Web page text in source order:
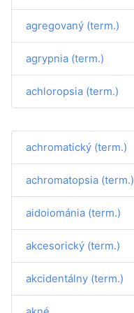
agregovaný (term.)
agrypnia (term.)
achloropsia (term.)
achromatický (term.)
achromatopsia (term.)
aidoiománia (term.)
akcesorický (term.)
akcidentálny (term.)